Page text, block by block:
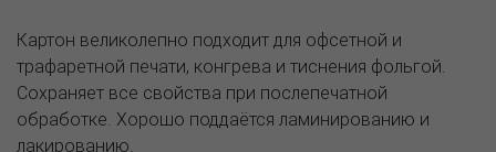
Картон великолепно подходит для офсетной и
трафаретной печати, конгрева и тиснения фольгой.
Сохраняет все свойства при послепечатной
обработке. Хорошо поддаётся ламинированию и
лакированию.